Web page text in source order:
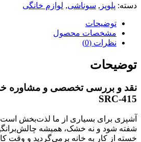
دسته: پلوپز , سوناشی, لوازم خانگی
توضیحات
مشخصات محصول
نظرات (0)
توضیحات
نقد و بررسی تخصصی و مشاوره
SRC-415
آشپزی برای بسیاری از ما لذت‌بخش
شفته شود و نه خشک، همیشه
خسته از کار به خانه برمی‌گردید و وقت